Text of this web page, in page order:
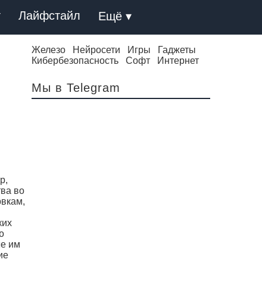
Лайфстайл Ещё ▾
во
им
Железо Нейросети Игры
Гаджеты
Кибербезопасность
Софт Интернет
Мы в Telegram